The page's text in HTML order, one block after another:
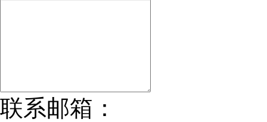
联系邮箱：